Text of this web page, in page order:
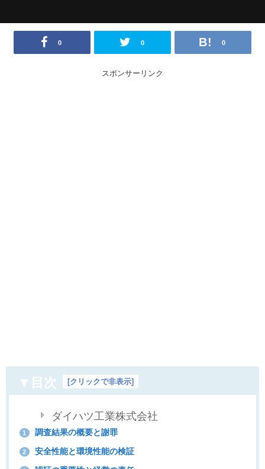
0 0 0
スポンサーリンク
▼目次 [クリックで非表示]
ダイハツ工業株式会社
1 調査結果の概要と謝罪
2 安全性能と環境性能の検証